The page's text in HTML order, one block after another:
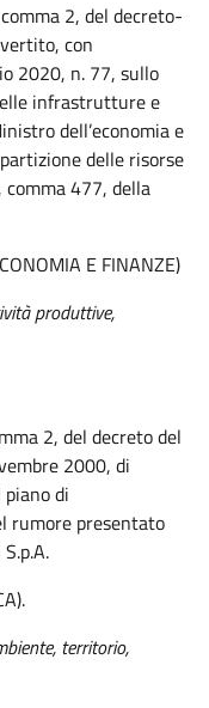
2, del decreto-
con
2020, n. 77, sullo
infrastrutture e
dell’economia e
delle risorse
comma 477, della
E FINANZE)
produttive,
2, del decreto del
2000, di
di
rumore presentato
territorio,